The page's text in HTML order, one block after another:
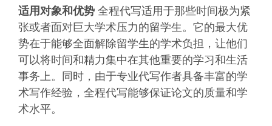
适用对象和优势 全程代写适用于那些时间极为紧
张或者面对巨大学术压力的留学生。它的最大优
势在于能够全面解除留学生的学术负担，让他们
可以将时间和精力集中在其他重要的学习和生活
事务上。同时，由于专业代写作者具备丰富的学
术写作经验，全程代写能够保证论文的质量和学
术水平。